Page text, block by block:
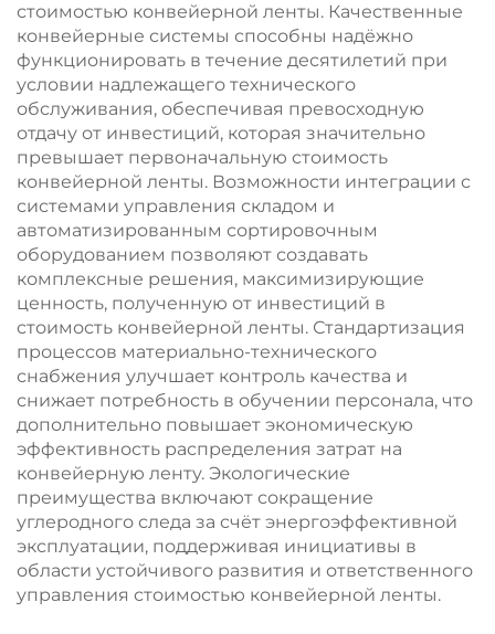
стоимостью конвейерной ленты. Качественные
конвейерные системы способны надёжно
функционировать в течение десятилетий при
условии надлежащего технического
обслуживания, обеспечивая превосходную
отдачу от инвестиций, которая значительно
превышает первоначальную стоимость
конвейерной ленты. Возможности интеграции с
системами управления складом и
автоматизированным сортировочным
оборудованием позволяют создавать
комплексные решения, максимизирующие
ценность, полученную от инвестиций в
стоимость конвейерной ленты. Стандартизация
процессов материально-технического
снабжения улучшает контроль качества и
снижает потребность в обучении персонала, что
дополнительно повышает экономическую
эффективность распределения затрат на
конвейерную ленту. Экологические
преимущества включают сокращение
углеродного следа за счёт энергоэффективной
эксплуатации, поддерживая инициативы в
области устойчивого развития и ответственного
управления стоимостью конвейерной ленты.